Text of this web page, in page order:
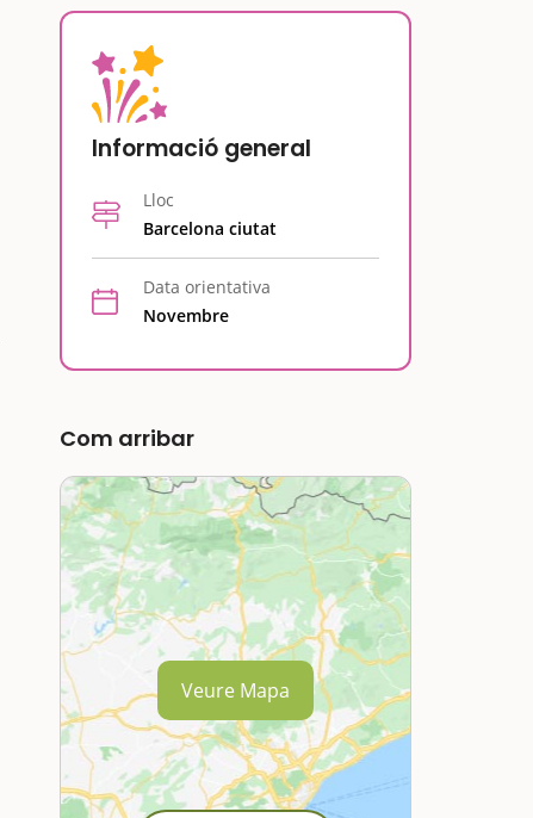
Informació general
Lloc
Barcelona ciutat
Data orientativa
Novembre
Com arribar
Veure Mapa